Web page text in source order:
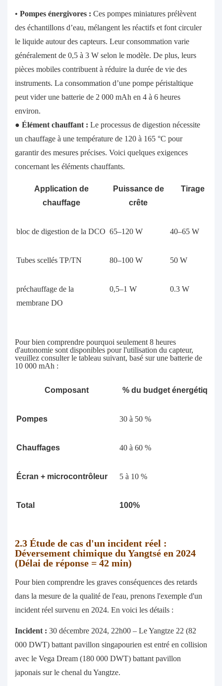
• Pompes énergivores : Ces pompes miniatures prélèvent
des échantillons d’eau, mélangent les réactifs et font circuler
le liquide autour des capteurs. Leur consommation varie
généralement de 0,5 à 3 W selon le modèle. De plus, leurs
pièces mobiles contribuent à réduire la durée de vie des
instruments. La consommation d’une pompe péristaltique
peut vider une batterie de 2 000 mAh en 4 à 6 heures
environ.
● Élément chauffant : Le processus de digestion nécessite
un chauffage à une température de 120 à 165 °C pour
garantir des mesures précises. Voici quelques exigences
concernant les éléments chauffants.
Application de
chauffage
Puissance de
crête
Tirage
bloc de digestion de la DCO 65–120 W 40–65 W
Tubes scellés TP/TN 80–100 W 50 W
préchauffage de la
membrane DO
0,5–1 W 0.3 W
Pour bien comprendre pourquoi seulement 8 heures
d'autonomie sont disponibles pour l'utilisation du capteur,
veuillez consulter le tableau suivant, basé sur une batterie de
10 000 mAh :
Composant % du budget énergétique
Pompes 30 à 50 %
Chauffages 40 à 60 %
Écran + microcontrôleur 5 à 10 %
Total 100%
2.3 Étude de cas d'un incident réel :
Déversement chimique du Yangtsé en 2024
(Délai de réponse = 42 min)
Pour bien comprendre les graves conséquences des retards
dans la mesure de la qualité de l'eau, prenons l'exemple d'un
incident réel survenu en 2024. En voici les détails :
Incident : 30 décembre 2024, 22h00 – Le Yangtze 22 (82
000 DWT) battant pavillon singapourien est entré en collision
avec le Vega Dream (180 000 DWT) battant pavillon
japonais sur le chenal du Yangtze.